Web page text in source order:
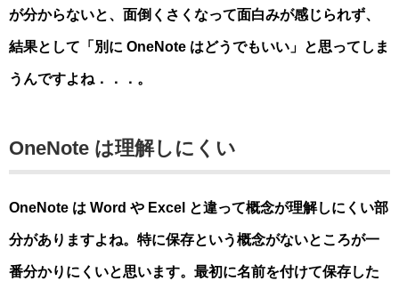
が分からないと、面倒くさくなって面白みが感じられず、
結果として「別に OneNote はどうでもいい」と思ってしま
うんですよね．．．。
OneNote は理解しにくい
OneNote は Word や Excel と違って概念が理解しにくい部
分がありますよね。特に保存という概念がないところが一
番分かりにくいと思います。最初に名前を付けて保存した